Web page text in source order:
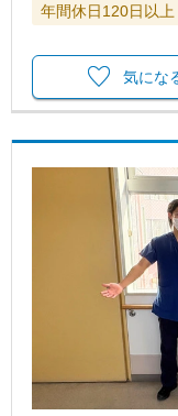
年間休日120日以上
気にな